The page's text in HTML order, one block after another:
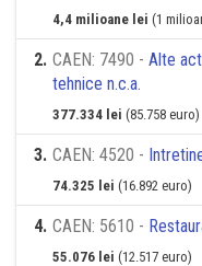
4,4 milioane lei (1
2. CAEN: 7490 - Alte
tehnice n.c.a.
377.334 lei (85.758 euro)
3. CAEN: 4520 -
74.325 lei (16.892 euro)
4. CAEN: 5610 -
55.076 lei (12.517 euro)